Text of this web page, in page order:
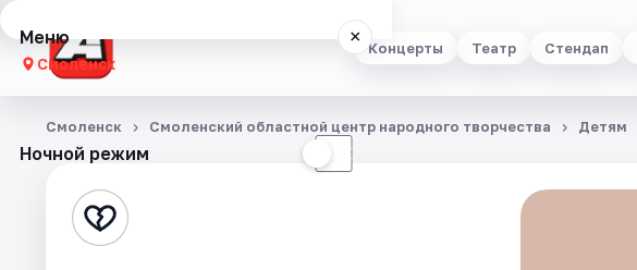
Концерты Театр Стендап
Меню ×
Смоленск
Концерты
Стендап
Ночной режим ☾
Смоленск Смоленский областной центр народного творчества Детям